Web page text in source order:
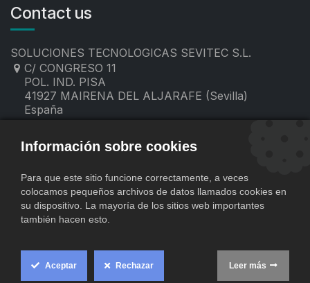
Contact us
SOLUCIONES TECNOLOGICAS SEVITEC S.L.
C/ CONGRESO 11
POL. IND. PISA
41927 MAIRENA DEL ALJARAFE (Sevilla)
España
contacto@sevitec.es
Copyright © SOLUCIONES TECNOLOGICAS SEVITEC S.L.
Información sobre cookies
Para que este sitio funcione correctamente, a veces
colocamos pequeños archivos de datos llamados cookies en
su dispositivo. La mayoría de los sitios web importantes
también hacen esto.
Aceptar Rechazar Leer más